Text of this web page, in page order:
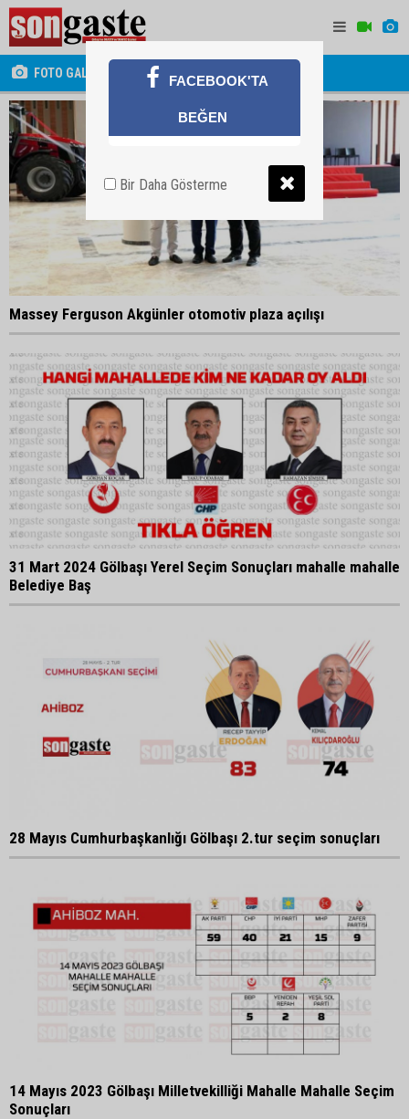
FOTO GALERİ
Massey Ferguson Akgünler otomotiv plaza açılışı
31 Mart 2024 Gölbaşı Yerel Seçim Sonuçları mahalle mahalle
Belediye Baş
28 Mayıs Cumhurbaşkanlığı Gölbaşı 2.tur seçim sonuçları
14 Mayıs 2023 Gölbaşı Milletvekilliği Mahalle Mahalle Seçim
Sonuçları
FACEBOOK'TA
BEĞEN
Bir Daha Gösterme